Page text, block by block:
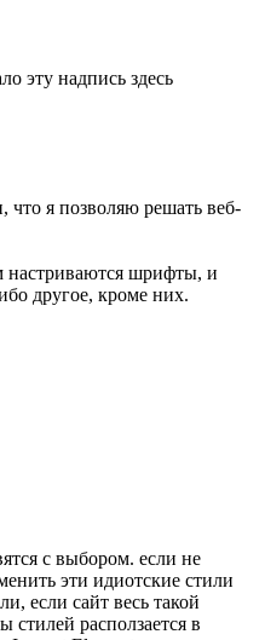
эту надпись здесь
я позволяю решать веб-
настриваются шрифты, и
другое, кроме них.
с выбором. если не
эти идиотские стили
если сайт весь такой
расползается в